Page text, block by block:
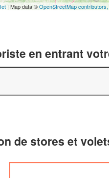
| Map data ©OpenStreetMap contributors,
en entrant
de stores et